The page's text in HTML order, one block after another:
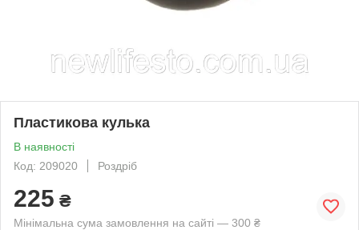
Пластикова кулька
В наявності
Код: 209020
Роздріб
225 ₴
Мінімальна сума замовлення на сайті — 300 ₴